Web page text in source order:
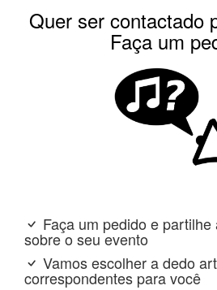
Quer ser contactado
Faça um
Faça um pedido e
sobre o seu evento
Vamos escolher a dedo
correspondentes para você